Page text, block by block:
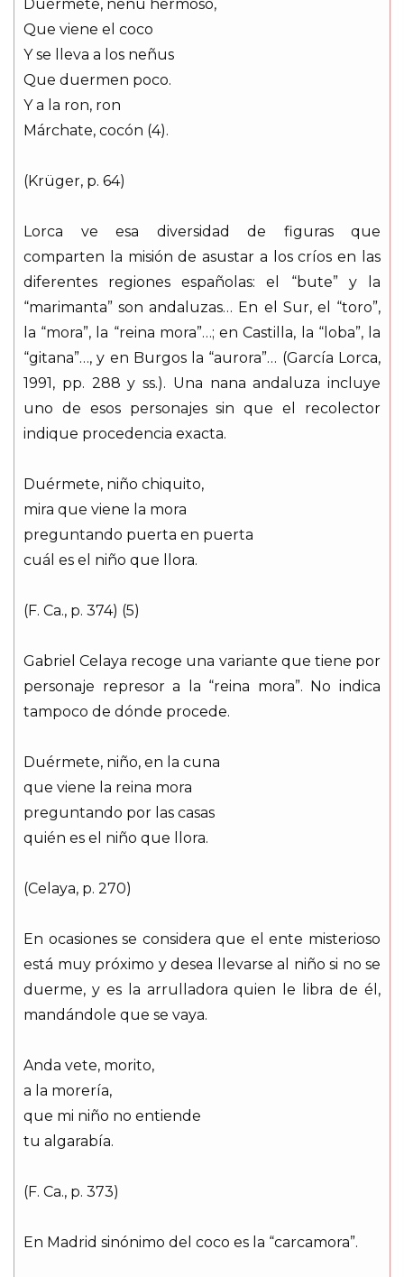
Duérmete, neñu hermoso,
Que viene el coco
Y se lleva a los neñus
Que duermen poco.
Y a la ron, ron
Márchate, cocón (4).
(Krüger, p. 64)
Lorca ve esa diversidad de figuras que
comparten la misión de asustar a los críos en las
diferentes regiones españolas: el “bute” y la
“marimanta” son andaluzas… En el Sur, el “toro”,
la “mora”, la “reina mora”…; en Castilla, la “loba”, la
“gitana”…, y en Burgos la “aurora”… (García Lorca,
1991, pp. 288 y ss.). Una nana andaluza incluye
uno de esos personajes sin que el recolector
indique procedencia exacta.
Duérmete, niño chiquito,
mira que viene la mora
preguntando puerta en puerta
cuál es el niño que llora.
(F. Ca., p. 374) (5)
Gabriel Celaya recoge una variante que tiene por
personaje represor a la “reina mora”. No indica
tampoco de dónde procede.
Duérmete, niño, en la cuna
que viene la reina mora
preguntando por las casas
quién es el niño que llora.
(Celaya, p. 270)
En ocasiones se considera que el ente misterioso
está muy próximo y desea llevarse al niño si no se
duerme, y es la arrulladora quien le libra de él,
mandándole que se vaya.
Anda vete, morito,
a la morería,
que mi niño no entiende
tu algarabía.
(F. Ca., p. 373)
En Madrid sinónimo del coco es la “carcamora”.